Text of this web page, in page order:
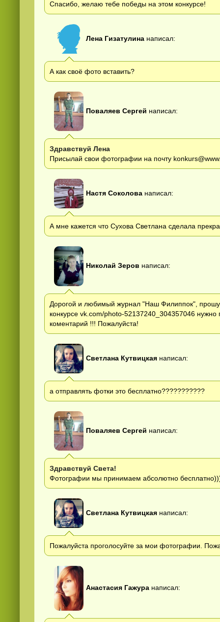
Спасибо, желаю тебе победы на этом конкурсе!
Лена Гизатулина написал:
А как своё фото вставить?
Поваляев Сергей написал:
Здравствуй Лена
Присылай свои фотографии на почту
Настя Соколова написал:
А мне кажется что Сухова Светлана сделала
Николай Зеров написал:
Дорогой и любимый журнал "Наш Филиппок",
конкурсе vk.com/photo-52137240_304357046
коментарий !!! Пожалуйста!
Светлана Кутвицкая написал:
а отправлять фотки это бесплатно???????????
Поваляев Сергей написал:
Здравствуй Света!
Фотографии мы принимаем абсолютно
Светлана Кутвицкая написал:
Пожалуйста проголосуйте за мои фотографии.
Анастасия Гажура написал: